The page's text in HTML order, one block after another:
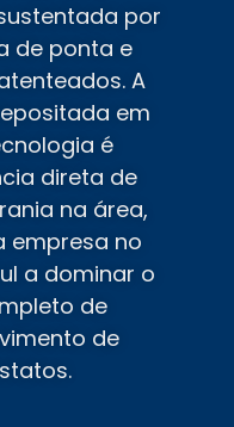
por
de ponta e
A
em
é
direta de
na área,
empresa no
a dominar o
de
de